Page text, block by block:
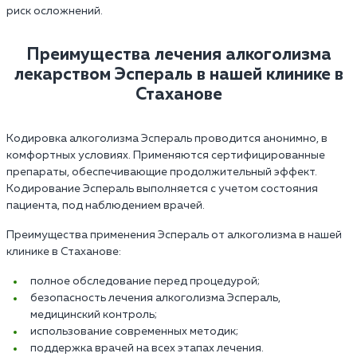
риск осложнений.
Преимущества лечения алкоголизма
лекарством Эспераль в нашей клинике в
Стаханове
Кодировка алкоголизма Эспераль проводится анонимно, в
комфортных условиях. Применяются сертифицированные
препараты, обеспечивающие продолжительный эффект.
Кодирование Эспераль выполняется с учетом состояния
пациента, под наблюдением врачей.
Преимущества применения Эспераль от алкоголизма в нашей
клинике в Стаханове:
полное обследование перед процедурой;
безопасность лечения алкоголизма Эспераль,
медицинский контроль;
использование современных методик;
поддержка врачей на всех этапах лечения.